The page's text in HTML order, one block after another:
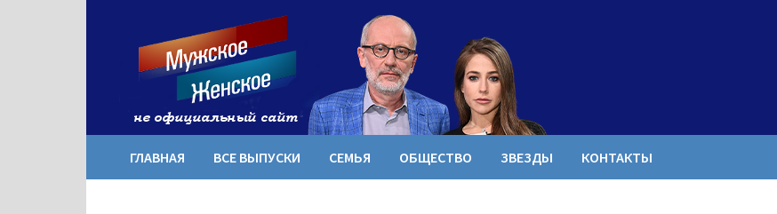
содержимому
ГЛАВНАЯ ВСЕ ВЫПУСКИ СЕМЬЯ ОБЩЕСТВО ЗВЕЗДЫ КОНТАКТЫ